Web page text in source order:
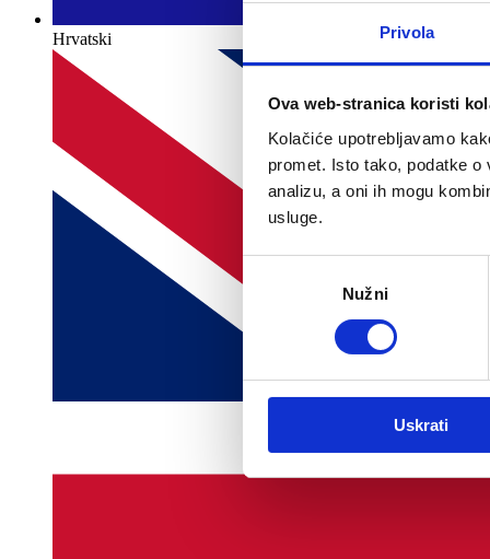
Privola
Ova web-stranica koristi
Kolačiće upotrebljavamo
promet. Isto tako, podatke
analizu, a oni ih mogu
usluge.
Nužni
Uskrati
Hrvatski